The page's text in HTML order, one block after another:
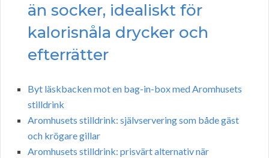
än socker, idealiskt för
kalorisnåla drycker och
efterrätter
Byt läskbacken mot en bag-in-box med Aromhusets
stilldrink
Aromhusets stilldrink: självservering som både gäst
och krögare gillar
Aromhusets stilldrink: prisvärt alternativ när